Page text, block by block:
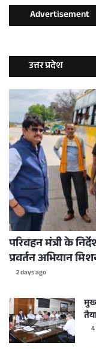
Advertisement
उत्तर प्रदेश
परिवहन मंत्री के
प्रवर्तन अभियान
2 days ago